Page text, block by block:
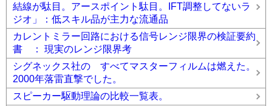
結線が駄目。アースポイント駄目。IFT調整してないラ
ジオ」：低スキル品が主力な流通品
カレントミラー回路における信号レンジ限界の検証要約
書 ： 現実のレンジ限界考
シグネックス社の すべてマスターフィルムは燃えた。
2000年落雷直撃でした。
スピーカー駆動理論の比較一覧表。